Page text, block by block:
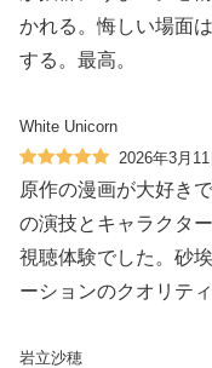
かれる。悔しい場面
する。最高。
White Unicorn
2026年3月11
原作の漫画が大好き
の演技とキャラクタ
視聴体験でした。砂
ーションのクオリテ
岩立沙穂